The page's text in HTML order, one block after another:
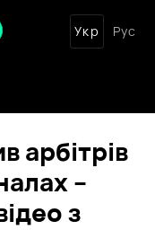
Укр Рус
арбітрів
–
з